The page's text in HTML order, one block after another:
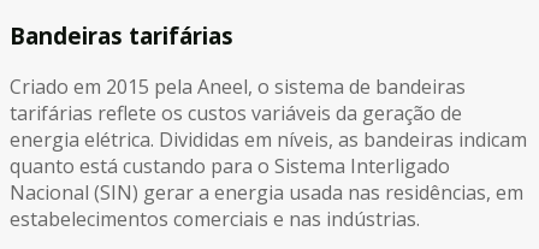
Bandeiras tarifárias
Criado em 2015 pela Aneel, o sistema de bandeiras
tarifárias reflete os custos variáveis da geração de
energia elétrica. Divididas em níveis, as bandeiras indicam
quanto está custando para o Sistema Interligado
Nacional (SIN) gerar a energia usada nas residências, em
estabelecimentos comerciais e nas indústrias.